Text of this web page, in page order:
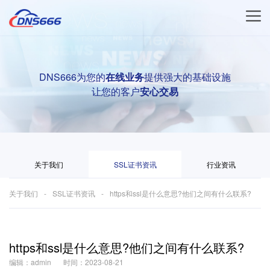
DNS666为您的在线业务提供强大的基础设施
让您的客户安心交易
关于我们 SSL证书资讯 行业资讯
关于我们 SSL证书资讯 https和ssl是什么意思?他们之间有什么联系?
https和ssl是什么意思?他们之间有什么联系?
编辑：admin 时间：2023-08-21